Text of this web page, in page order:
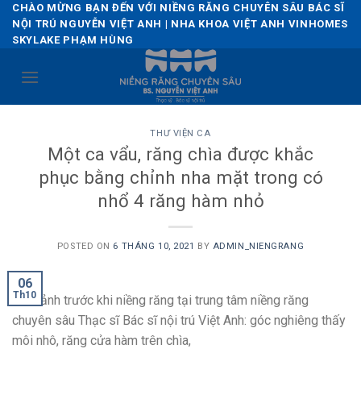
Skip
content
CHÀO MỪNG BẠN ĐẾN VỚI NIỀNG RĂNG CHUYÊN SÂU BÁC SĨ
NỘI TRÚ NGUYỄN VIỆT ANH | NHA KHOA VIỆT ANH VINHOMES
SKYLAKE PHẠM HÙNG
THƯ VIỆN CA
Một ca vẩu, răng chìa được khắc
phục bằng chỉnh nha mặt trong có
nhổ 4 răng hàm nhỏ
POSTED ON 6 THÁNG 10, 2021 BY ADMIN_NIENGRANG
06
Th10
Hình ảnh trước khi niềng răng tại trung tâm niềng răng
chuyên sâu Thạc sĩ Bác sĩ nội trú Việt Anh: góc nghiêng thấy
môi nhô, răng cửa hàm trên chìa,